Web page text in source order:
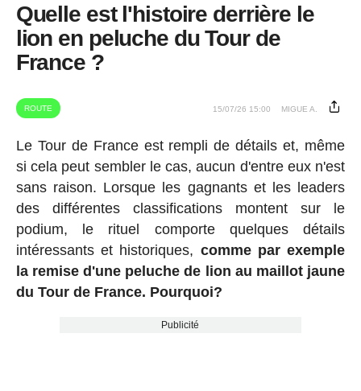
Quelle est l'histoire derrière le
lion en peluche du Tour de
France ?
ROUTE 15/07/26 15:00 MIGUE A.
Le Tour de France est rempli de détails et, même
si cela peut sembler le cas, aucun d'entre eux n'est
sans raison. Lorsque les gagnants et les leaders
des différentes classifications montent sur le
podium, le rituel comporte quelques détails
intéressants et historiques, comme par exemple
la remise d'une peluche de lion au maillot jaune
du Tour de France. Pourquoi?
Publicité